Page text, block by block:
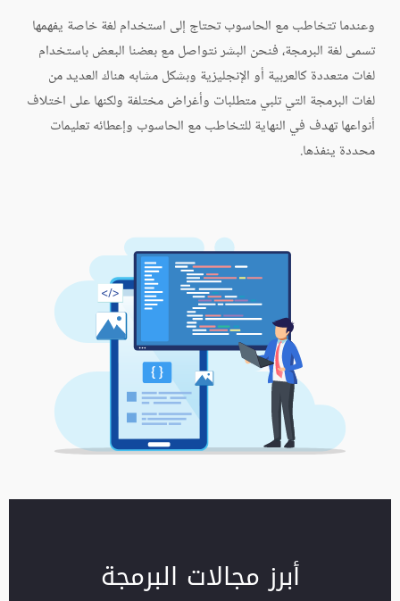
وعندما تتخاطب مع الحاسوب تحتاج إلى استخدام لغة خاصة يفهمها
تسمى لغة البرمجة، فنحن البشر نتواصل مع بعضنا البعض باستخدام
لغات متعددة كالعربية أو الإنجليزية وبشكل مشابه هناك العديد من
لغات البرمجة التي تلبي متطلبات وأغراض مختلفة ولكنها على اختلاف
أنواعها تهدف في النهاية للتخاطب مع الحاسوب وإعطائه تعليمات
محددة ينفذها.
أبرز مجالات البرمجة